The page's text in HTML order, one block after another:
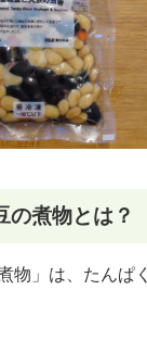
の煮物とは？
物」は、たんぱ